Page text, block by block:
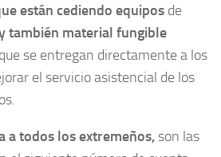
están cediendo equipos de
también material fungible
se entregan directamente a los
el servicio asistencial de los
a todos los extremeños, son las